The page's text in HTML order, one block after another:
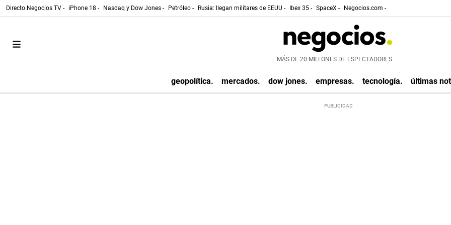
Directo Negocios TV - iPhone 18 - Nasdaq y Dow Jones - Petróleo - Rusia: llegan militares de EEUU - Ibex 35 - SpaceX - Negocios.com -
MÁS DE 20 MILLONES DE ESPECTADORES
geopolítica. mercados. dow jones. empresas. tecnología. últimas